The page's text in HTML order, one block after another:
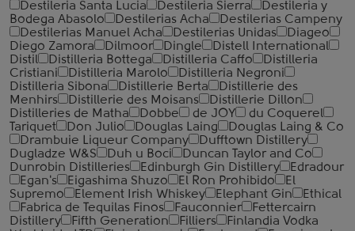
Destileria Santa Lucia
Destileria Sierra
Destileria y
Bodega Abasolo
Destilerias Acha
Destilerias Campeny
Destilerias Manuel Acha
Destilerias Unidas
Diageo
Diego Zamora
Dilmoor Dingle
Distell International
Distil
Distilleria Bottega Distilleria Caffo
Distilleria
Cristiani
Distilleria Marolo
Distilleria Negroni
Distilleria Sibona
Distillerie Berta
Distillerie des
Menhirs
Distillerie des Moisans
Distillerie Dillon
Distilleries de Matha
Dobbe de JOY
du Coquerel
Tariquet
Don Julio Douglas Laing
Douglas Laing & Co
Drambuie Liqueur Company
Dufftown Distillery
Dugladze W&S
Duh u Boci
Duncan Taylor and Co
Dunrobin Distilleries
Edinburgh Gin Distillery
Edradour
Egan's
Eigashima Shuzo El Ron Prohibido
El
Supremo
Element Irish Whiskey Elephant Gin
Ethical
Fabrica de Tequilas Finos
Fauconnier
Fettercairn
Distillery
Fifth Generation Filliers
Finlandia Vodka